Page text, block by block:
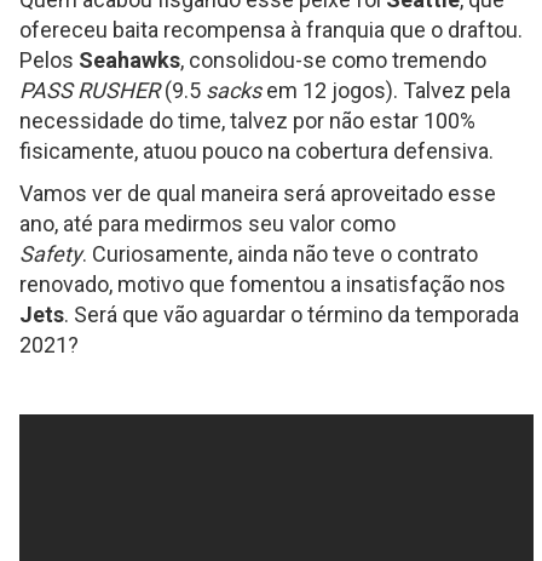
ofereceu baita recompensa à franquia que o draftou.
Pelos Seahawks, consolidou-se como tremendo
PASS RUSHER(9.5 sacksem 12 jogos). Talvez pela
necessidade do time, talvez por não estar 100%
fisicamente, atuou pouco na cobertura defensiva.
Vamos ver de qual maneira será aproveitado esse
ano, até para medirmos seu valor como
Safety. Curiosamente, ainda não teve o contrato
renovado, motivo que fomentou a insatisfação nos
Jets. Será que vão aguardar o término da temporada
2021?